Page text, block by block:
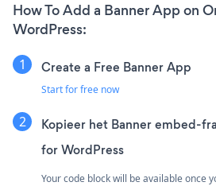
How To Add a Banner App on
WordPress:
Create a Free Banner App
Start for free now
Kopieer het Banner embed-
for WordPress
Your code block will be available once